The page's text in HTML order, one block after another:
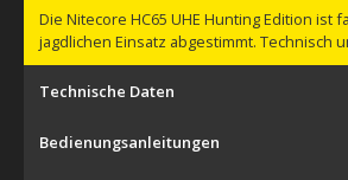
Die Nitecore HC65 UHE Hunting Edition ist
jagdlichen Einsatz abgestimmt. Technisch
Technische Daten
Bedienungsanleitungen